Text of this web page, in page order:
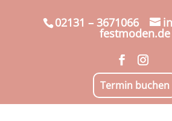
02131 – 3671066
festmoden.de
Termin buchen